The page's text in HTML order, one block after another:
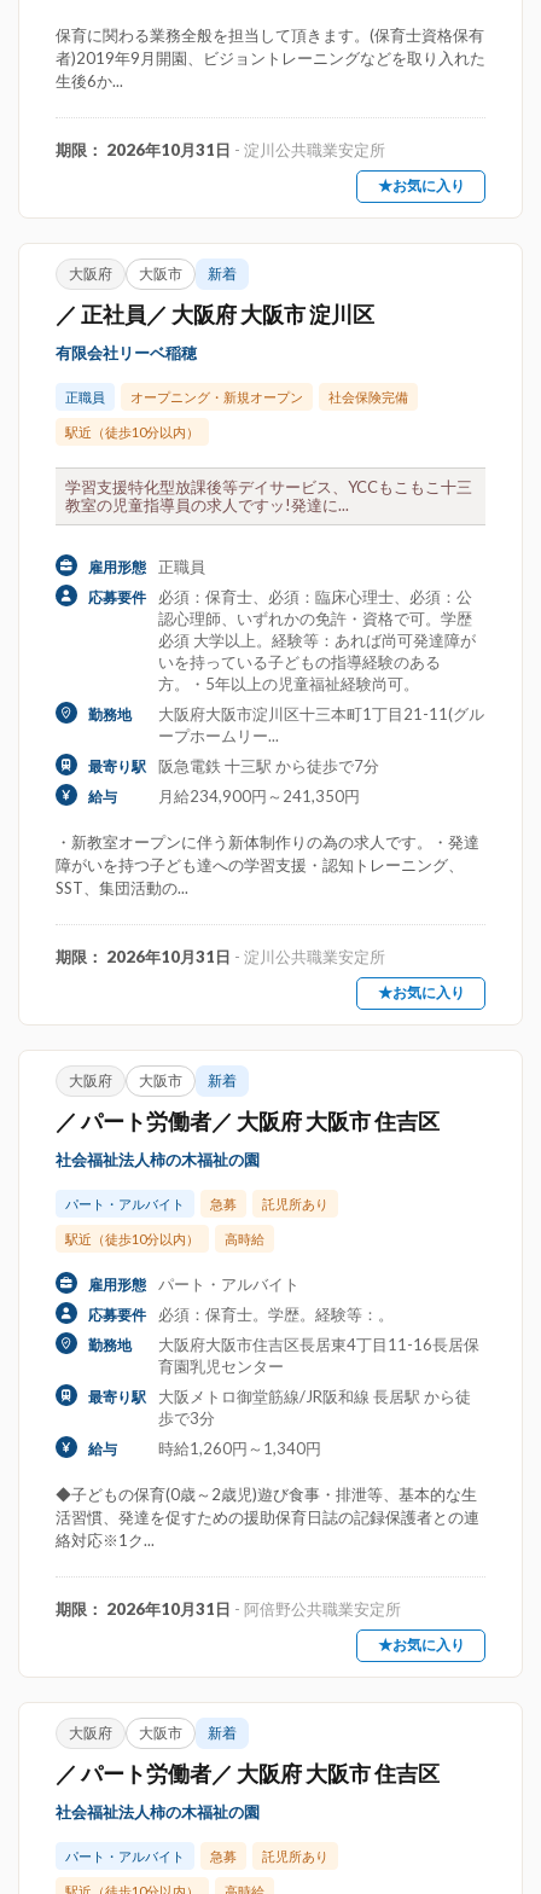
保育に関わる業務全般を担当して頂きます。(保育士資格保有
者)2019年9月開園、ビジョントレーニングなどを取り入れた
生後6か...
期限： 2026年10月31日 - 淀川公共職業安定所
★お気に入り
大阪府 大阪市 新着
／ 正社員／ 大阪府 大阪市 淀川区
有限会社リーベ稲穂
正職員 オープニング・新規オープン 社会保険完備
駅近（徒歩10分以内）
学習支援特化型放課後等デイサービス、YCCもこもこ十三
教室の児童指導員の求人ですッ!発達に...
雇用形態 正職員
応募要件
必須：保育士、必須：臨床心理士、必須：公
認心理師、いずれかの免許・資格で可。学歴
必須 大学以上。経験等：あれば尚可発達障が
いを持っている子どもの指導経験のある
方。・5年以上の児童福祉経験尚可。
勤務地
大阪府大阪市淀川区十三本町1丁目21-11(グル
ープホームリー...
最寄り駅 阪急電鉄 十三駅 から徒歩で7分
給与 月給234,900円～241,350円
・新教室オープンに伴う新体制作りの為の求人です。・発達
障がいを持つ子ども達への学習支援・認知トレーニング、
SST、集団活動の...
期限： 2026年10月31日 - 淀川公共職業安定所
★お気に入り
大阪府 大阪市 新着
／ パート労働者／ 大阪府 大阪市 住吉区
社会福祉法人柿の木福祉の園
パート・アルバイト 急募 託児所あり
駅近（徒歩10分以内） 高時給
雇用形態 パート・アルバイト
応募要件 必須：保育士。学歴。経験等：。
勤務地
大阪府大阪市住吉区長居東4丁目11-16長居保
育園乳児センター
最寄り駅
大阪メトロ御堂筋線/JR阪和線 長居駅 から徒
歩で3分
給与 時給1,260円～1,340円
◆子どもの保育(0歳～2歳児)遊び食事・排泄等、基本的な生
活習慣、発達を促すための援助保育日誌の記録保護者との連
絡対応※1ク...
期限： 2026年10月31日 - 阿倍野公共職業安定所
★お気に入り
大阪府 大阪市 新着
／ パート労働者／ 大阪府 大阪市 住吉区
社会福祉法人柿の木福祉の園
パート・アルバイト 急募 託児所あり